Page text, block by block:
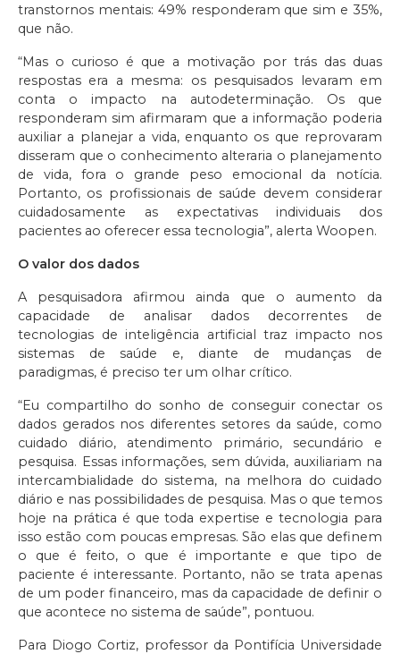
transtornos mentais: 49% responderam que sim e 35%,
que não.
“Mas o curioso é que a motivação por trás das duas
respostas era a mesma: os pesquisados levaram em
conta o impacto na autodeterminação. Os que
responderam sim afirmaram que a informação poderia
auxiliar a planejar a vida, enquanto os que reprovaram
disseram que o conhecimento alteraria o planejamento
de vida, fora o grande peso emocional da notícia.
Portanto, os profissionais de saúde devem considerar
cuidadosamente as expectativas individuais dos
pacientes ao oferecer essa tecnologia”, alerta Woopen.
O valor dos dados
A pesquisadora afirmou ainda que o aumento da
capacidade de analisar dados decorrentes de
tecnologias de inteligência artificial traz impacto nos
sistemas de saúde e, diante de mudanças de
paradigmas, é preciso ter um olhar crítico.
“Eu compartilho do sonho de conseguir conectar os
dados gerados nos diferentes setores da saúde, como
cuidado diário, atendimento primário, secundário e
pesquisa. Essas informações, sem dúvida, auxiliariam na
intercambialidade do sistema, na melhora do cuidado
diário e nas possibilidades de pesquisa. Mas o que temos
hoje na prática é que toda expertise e tecnologia para
isso estão com poucas empresas. São elas que definem
o que é feito, o que é importante e que tipo de
paciente é interessante. Portanto, não se trata apenas
de um poder financeiro, mas da capacidade de definir o
que acontece no sistema de saúde”, pontuou.
Para Diogo Cortiz, professor da Pontifícia Universidade